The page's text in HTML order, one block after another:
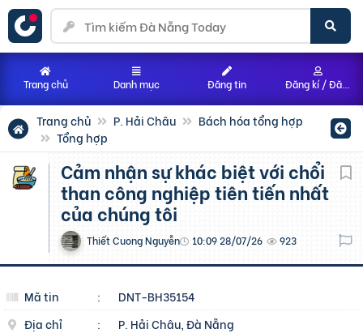
Trang chủ P. Hải Châu
Bách hóa tổng hợp
Tổng hợp
Cảm nhận sự khác biệt với chổi
than công nghiệp tiên tiến nhất
của chúng tôi
Thiết Cuong Nguyễn 10:09 28/07/26 923
Mã tin :
DNT-BH35154
Địa chỉ
:
P. Hải Châu, Đà Nẵng
Trang chủ Danh mục Đăng tin